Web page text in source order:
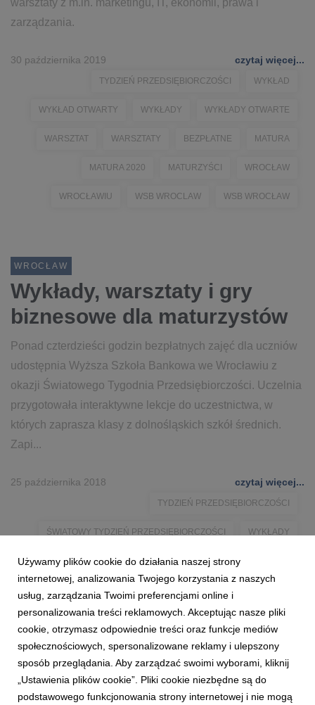
warsztaty z m.in. marketingu, IT, ekonomii, prawa i
zarządzania.
30 października 2019 czytaj więcej...
TYDZIEŃ PRZEDSIĘBIORCZOŚCI WYKŁAD
WYKŁAD OTWARTY WYKŁADY WYKŁADY OTWARTE
WARSZTAT WARSZTATY BEZPŁATNE MATURA
MATURA 2020 MATURZYŚCI WROCŁAW
WROCŁAWIU WSB WROCLAW WSB WROCŁAW
WROCŁAW
Wykłady, warsztaty i gry
biznesowe dla maturzystów
Ponad czterdzieści godzin bezpłatnych zajęć dla uczniów
udostępnia Wyższa Szkoła Bankowa we Wrocławiu z
okazji Światowego Tygodnia Przedsiębiorczości. Uczelnia
przygotowała interaktywne lekcje do uczestnictwa, w
których zaprasza klasy z dolnośląskich szkół średnich.
Zapi...
25 października 2018 czytaj więcej...
TYDZIEŃ PRZEDSIĘBIORCZOŚCI
ŚWIATOWY TYDZIEŃ PRZEDSIĘBIORCZOŚCI WYKŁADY
WARSZTATY GRY VR MATURA MATURA 2019
WSB WROCŁAW WSB WROCLAW
PACK RAGE MATURZYŚCI BEZPŁATNE
Używamy plików cookie do działania naszej strony
internetowej, analizowania Twojego korzystania z naszych
usług, zarządzania Twoimi preferencjami online i
personalizowania treści reklamowych. Akceptując nasze pliki
cookie, otrzymasz odpowiednie treści oraz funkcje mediów
społecznościowych, spersonalizowane reklamy i ulepszony
sposób przeglądania. Aby zarządzać swoimi wyborami, kliknij
„Ustawienia plików cookie”. Pliki cookie niezbędne są do
podstawowego funkcjonowania strony internetowej i nie mogą